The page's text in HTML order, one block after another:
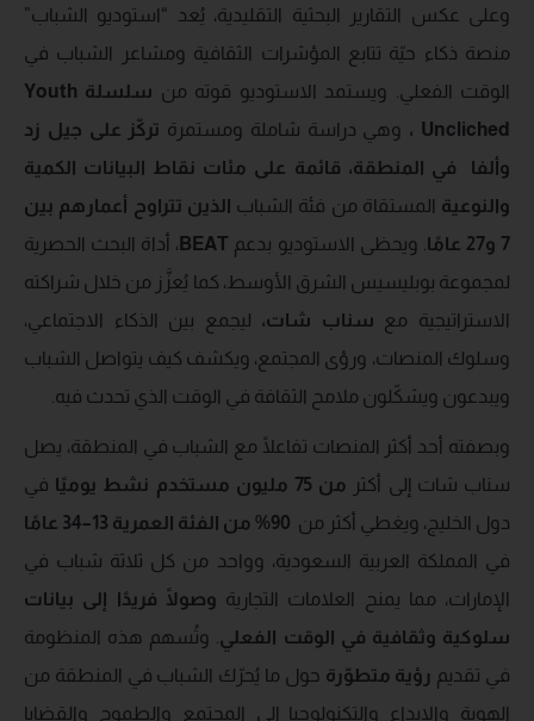
وعلى عكس التقارير البحثية التقليدية، يُعد “استوديو الشباب”
منصة ذكاء حيّة تتابع المؤشرات الثقافية ومشاعر الشباب في
الوقت الفعلي. ويستمد الاستوديو قوته من سلسلة Youth
Uncliched ، وهي دراسة شاملة ومستمرة تركّز على جيل زد
وألفا
في المنطقة، قائمة على مئات نقاط البيانات الكمية
والنوعية المستقاة من فئة الشباب الذين تتراوح أعمارهم بين
7 و27 عامًا
. ويحظى الاستوديو بدعم BEAT ، أداة البحث الحصرية
لمجموعة بوبليسيس الشرق الأوسط، كما يُعزَّز من خلال شراكته
الاستراتيجية مع سناب شات، ليجمع بين الذكاء الاجتماعي،
وسلوك المنصات، ورؤى المجتمع، ويكشف كيف يتواصل الشباب
ويبدعون ويشكّلون ملامح الثقافة في الوقت الذي تحدث فيه.
وبصفته أحد أكثر المنصات تفاعلًا مع الشباب في المنطقة، يصل
سناب شات إلى أكثر من 75 مليون مستخدم نشط يوميًا في
دول الخليج، ويغطي أكثر من 90%
من الفئة العمرية 13–34 عامًا
في المملكة العربية السعودية، وواحد من كل ثلاثة شباب في
الإمارات، مما يمنح العلامات التجارية وصولًا فريدًا إلى بيانات
سلوكية وثقافية في الوقت الفعلي . وتُسهم هذه المنظومة
في تقديم رؤية متطوّرة حول ما يُحرّك الشباب في المنطقة من
الهوية والإبداع والتكنولوجيا إلى المجتمع والطموح والقضايا